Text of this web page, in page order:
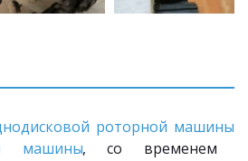
роторной машины
машины, со временем